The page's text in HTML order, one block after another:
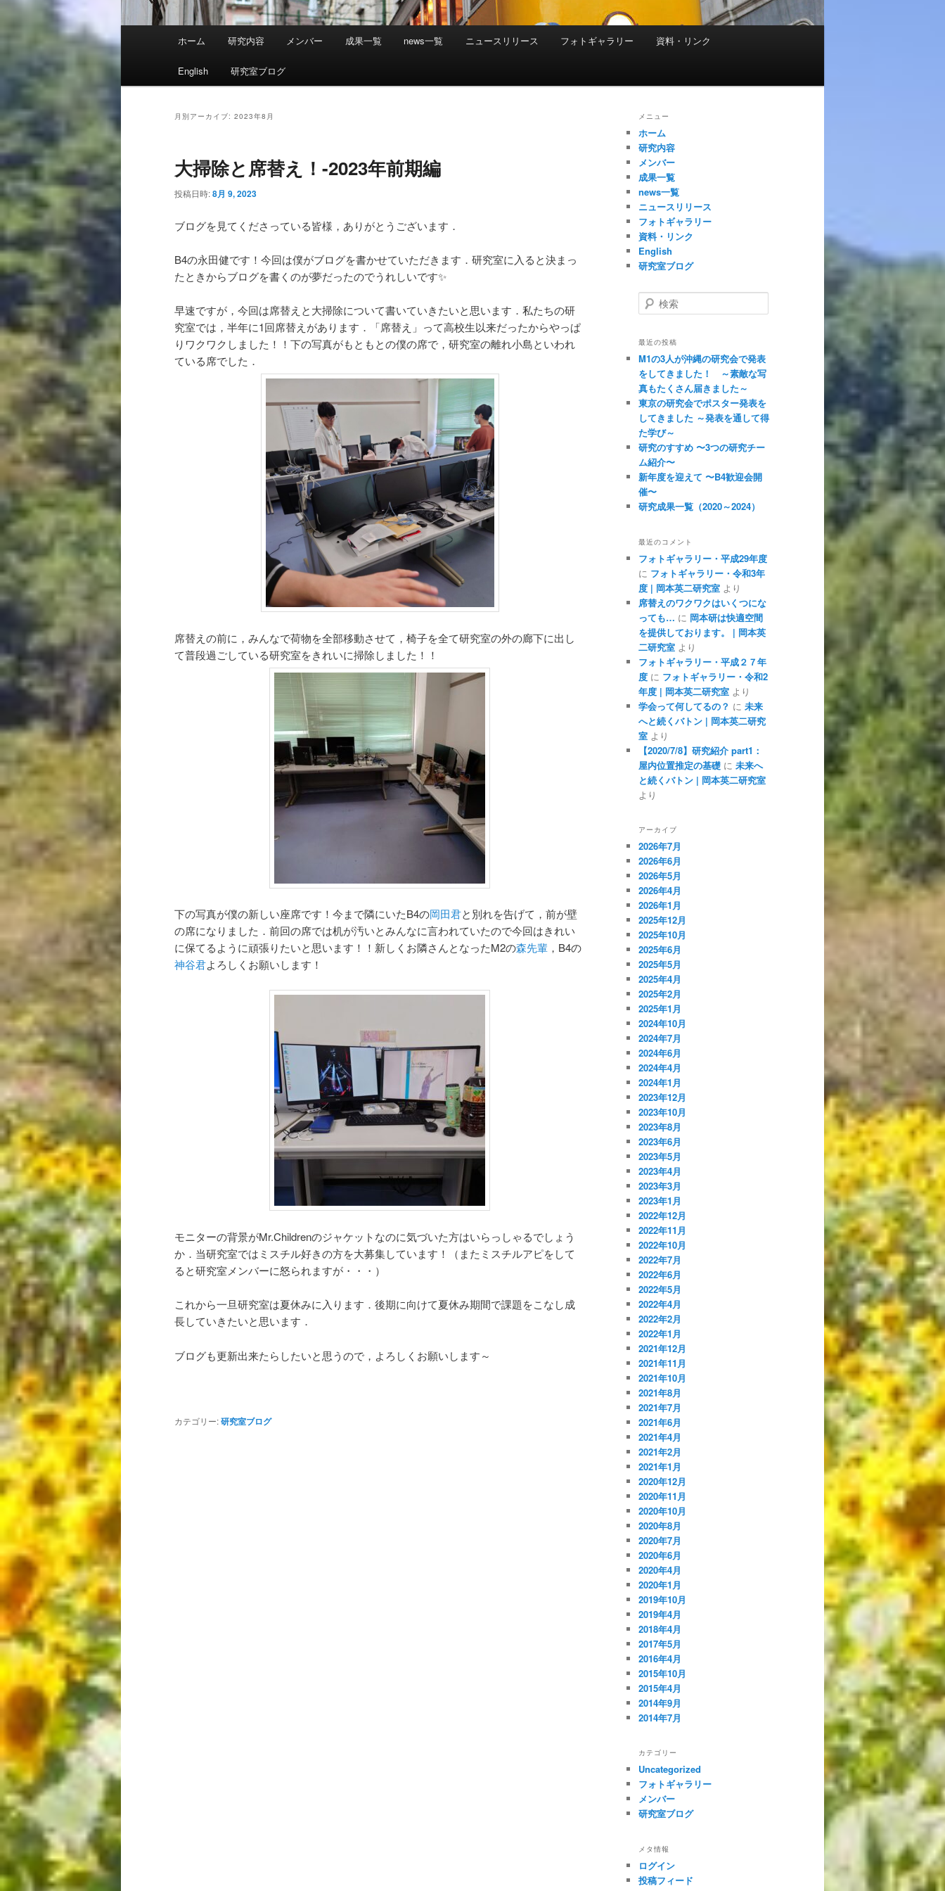
メ
ホーム 研究内容 メンバー 成果一覧 news一覧 ニュースリリース フォトギャラリー 資料・リンク
English 研究室ブログ
月別アーカイブ: 2023年8月
大掃除と席替え！-2023年前期編
投稿日時:8月 9, 2023
ブログを見てくださっている皆様，ありがとうございます．
B4の永田健です！今回は僕がブログを書かせていただきます．研究室に入ると決まっ
たときからブログを書くのが夢だったのでうれしいです✨
早速ですが，今回は席替えと大掃除について書いていきたいと思います．私たちの研
究室では，半年に1回席替えがあります．「席替え」って高校生以来だったからやっぱ
りワクワクしました！！下の写真がもともとの僕の席で，研究室の離れ小島といわれ
ている席でした．
席替えの前に，みんなで荷物を全部移動させて，椅子を全て研究室の外の廊下に出し
て普段過ごしている研究室をきれいに掃除しました！！
下の写真が僕の新しい座席です！今まで隣にいたB4の岡田君と別れを告げて，前が壁
の席になりました．前回の席では机が汚いとみんなに言われていたので今回はきれい
に保てるように頑張りたいと思います！！新しくお隣さんとなったM2の森先輩 ，B4の
神谷君よろしくお願いします！
モニターの背景がMr.Childrenのジャケットなのに気づいた方はいらっしゃるでしょう
か．当研究室ではミスチル好きの方を大募集しています！（またミスチルアピをして
ると研究室メンバーに怒られますが・・・）
これから一旦研究室は夏休みに入ります．後期に向けて夏休み期間で課題をこなし成
長していきたいと思います．
ブログも更新出来たらしたいと思うので，よろしくお願いします～
カテゴリー:研究室ブログ
メニュー
ホーム
研究内容
メンバー
成果一覧
news一覧
ニュースリリース
フォトギャラリー
資料・リンク
English
研究室ブログ
検
索
最近の投稿
M1の3人が沖縄の研究会で発表
をしてきました！ ～素敵な写
真もたくさん届きました～
東京の研究会でポスター発表を
してきました ～発表を通して得
た学び～
研究のすすめ 〜3つの研究チー
ム紹介〜
新年度を迎えて 〜B4歓迎会開
催〜
研究成果一覧（2020～2024）
最近のコメント
フォトギャラリー・平成29年度
に フォトギャラリー・令和3年
度 | 岡本英二研究室 より
席替えのワクワクはいくつにな
っても… に 岡本研は快適空間
を提供しております。 | 岡本英
二研究室 より
フォトギャラリー・平成２７年
度 に フォトギャラリー・令和2
年度 | 岡本英二研究室 より
学会って何してるの？ に 未来
へと続くバトン | 岡本英二研究
室 より
【2020/7/8】研究紹介 part1：
屋内位置推定の基礎 に 未来へ
と続くバトン | 岡本英二研究室
より
アーカイブ
2026年7月
2026年6月
2026年5月
2026年4月
2026年1月
2025年12月
2025年10月
2025年6月
2025年5月
2025年4月
2025年2月
2025年1月
2024年10月
2024年7月
2024年6月
2024年4月
2024年1月
2023年12月
2023年10月
2023年8月
2023年6月
2023年5月
2023年4月
2023年3月
2023年1月
2022年12月
2022年11月
2022年10月
2022年7月
2022年6月
2022年5月
2022年4月
2022年2月
2022年1月
2021年12月
2021年11月
2021年10月
2021年8月
2021年7月
2021年6月
2021年4月
2021年2月
2021年1月
2020年12月
2020年11月
2020年10月
2020年8月
2020年7月
2020年6月
2020年4月
2020年1月
2019年10月
2019年4月
2018年4月
2017年5月
2016年4月
2015年10月
2015年4月
2014年9月
2014年7月
カテゴリー
Uncategorized
フォトギャラリー
メンバー
研究室ブログ
メタ情報
ログイン
投稿フィード